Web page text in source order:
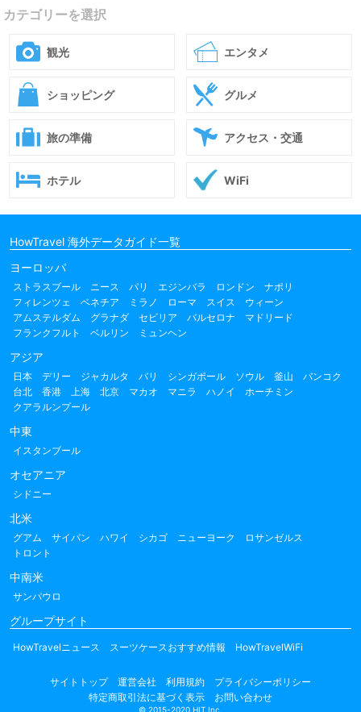
カテゴリーを選択
観光 エンタメ
ショッピング グルメ
旅の準備 アクセス・交通
ホテル WiFi
HowTravel 海外データガイド一覧
ヨーロッパ
ストラスブール ニース パリ エジンバラ ロンドン
ナポリ
フィレンツェ
ベネチア ミラノ ローマ スイス
ウィーン
アムステルダム
グラナダ セビリア バルセロナ
マドリード
フランクフルト
ベルリン ミュンヘン
アジア
日本 デリー ジャカルタ バリ シンガポール ソウル 釜山
バンコク
台北
香港 上海 北京 マカオ マニラ ハノイ
ホーチミン
クアラルンプール
中東
イスタンブール
オセアニア
シドニー
北米
グアム サイパン ハワイ シカゴ ニューヨーク
ロサンゼルス
トロント
中南米
サンパウロ
グループサイト
HowTravelニュース スーツケースおすすめ情報 HowTravelWiFi
サイトトップ 運営会社 利用規約
プライバシーポリシー
特定商取引法に基づく表示
お問い合わせ
© 2015-2020 HIT Inc.